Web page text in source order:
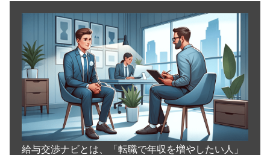
給与交渉ナビとは、「転職で年収を増やしたい人」